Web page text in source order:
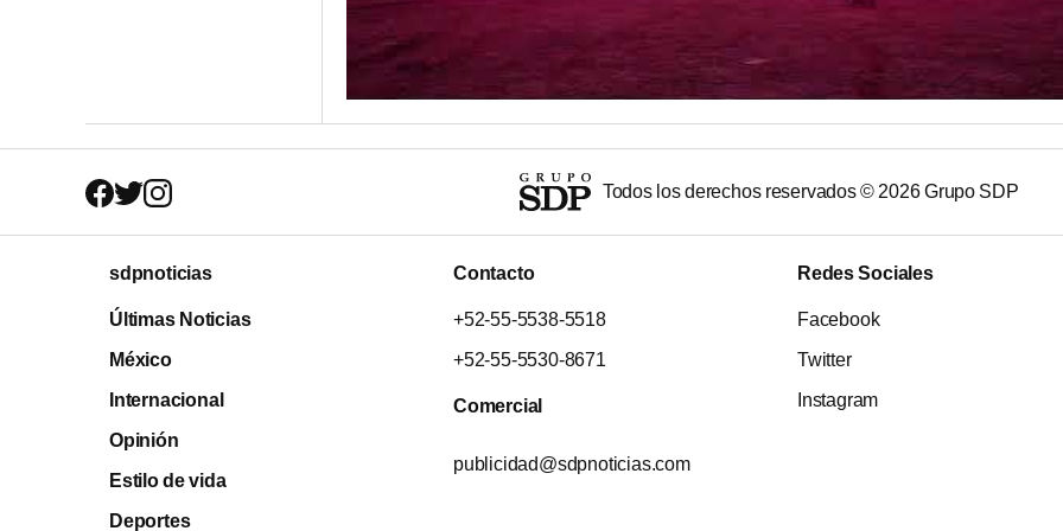
Todos los derechos reservados © 2026Grupo SDP
sdpnoticias
Últimas Noticias
México
Internacional
Opinión
Estilo de vida
Deportes
Contacto
+52-55-5538-5518
+52-55-5530-8671
Comercial
publicidad@sdpnoticias.com
Redes Sociales
Facebook
Twitter
Instagram